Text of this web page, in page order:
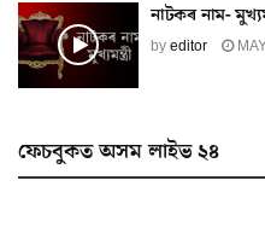
নাটকৰ নাম-
byeditor
ফেচবুকত অসম লাইভ ২৪